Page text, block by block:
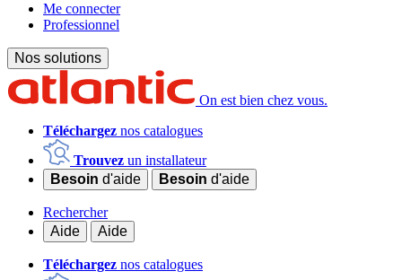
Me connecter
Professionnel
Nos solutions
On est bien chez vous.
Téléchargez nos catalogues
Trouvez un installateur
Besoin d'aide Besoin d'aide
Rechercher
Aide
Aide
Téléchargez nos catalogues